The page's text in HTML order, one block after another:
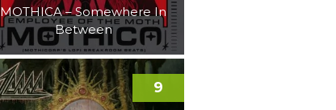
MOTHICA – Somewhere In
Between
9